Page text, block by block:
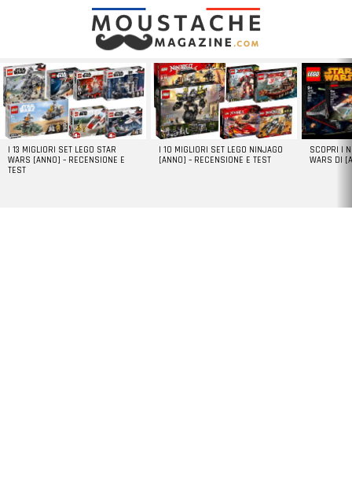
LATEST
STORIES
I 13 MIGLIORI SET LEGO STAR
WARS [ANNO] – RECENSIONE E
TEST
I 10 MIGLIORI SET LEGO NINJAGO
[ANNO] – RECENSIONE E TEST
SCOPRI I
WARS DI